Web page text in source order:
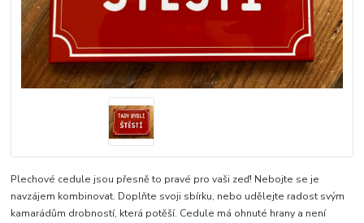
Plechové cedule jsou přesně to pravé pro vaši zeď! Nebojte se je
navzájem kombinovat. Doplňte svoji sbírku, nebo udělejte radost svým
kamarádům drobností, která potěší. Cedule má ohnuté hrany a není